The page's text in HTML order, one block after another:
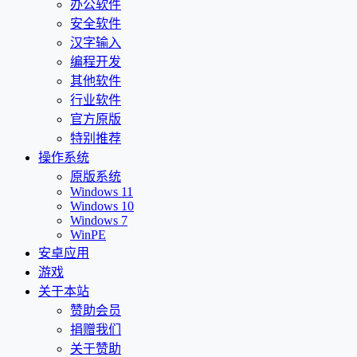
办公软件
安全软件
汉字输入
编程开发
其他软件
行业软件
官方原版
特别推荐
操作系统
原版系统
Windows 11
Windows 10
Windows 7
WinPE
安卓应用
游戏
关于本站
赞助会员
捐赠我们
关于赞助